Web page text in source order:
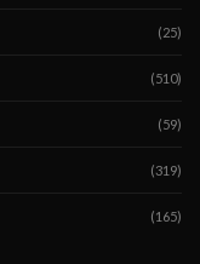
(25)
(510)
(59)
(319)
(165)